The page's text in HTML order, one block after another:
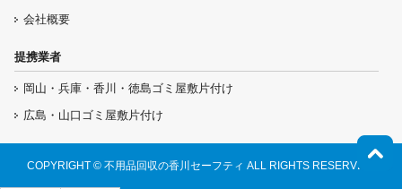
会社概要
提携業者
岡山・兵庫・香川・徳島ゴミ屋敷片付け
広島・山口ゴミ屋敷片付け
COPYRIGHT © 不用品回収の香川セーフティ ALL RIGHTS RESERVED.